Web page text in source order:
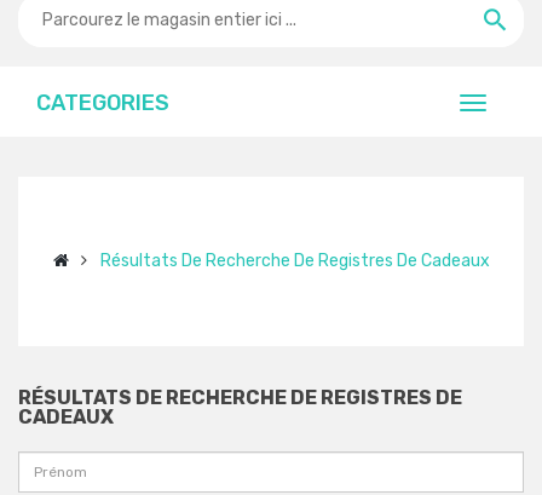
CATEGORIES
Résultats De Recherche De Registres De Cadeaux
RÉSULTATS DE RECHERCHE DE REGISTRES DE
CADEAUX